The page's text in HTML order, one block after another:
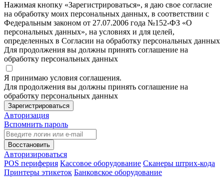
Нажимая кнопку «Зарегистрироваться», я даю свое согласие
на обработку моих персональных данных, в соответствии с
Федеральным законом от 27.07.2006 года №152-ФЗ «О
персональных данных», на условиях и для целей,
определенных в Согласии на обработку персональных данных
Для продолжения вы должны принять соглашение на
обработку персональных данных
Я принимаю условия соглашения.
Для продолжения вы должны принять соглашение на
обработку персональных данных
Зарегистрироваться
Авторизация
Вспомнить пароль
Восстановить
Авторизироваться
POS периферия Кассовое оборудование Сканеры штрих-кода
Принтеры этикеток Банковское оборудование